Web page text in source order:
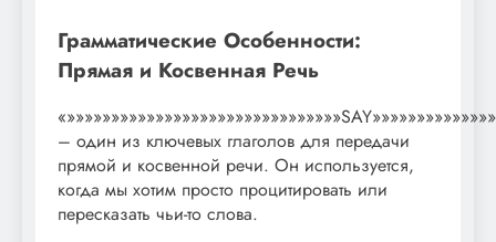
Грамматические Особенности:
Прямая и Косвенная Речь
– один из ключевых глаголов для передачи
прямой и косвенной речи. Он используется,
когда мы хотим просто процитировать или
пересказать чьи-то слова.